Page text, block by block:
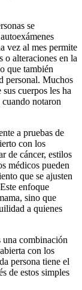
se
vez al mes permite
o alteraciones en la
que también
personal. Muchos
cuerpos les ha
notaron
a pruebas de
con los
de cáncer, estilos
médicos pueden
que se ajusten
enfoque
sino que
a quienes
una combinación
con los
persona tiene el
de estos simples